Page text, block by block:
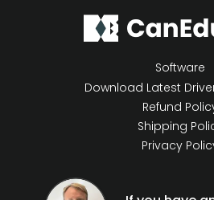
Software
Download Latest
Refund
Shipping
Privacy